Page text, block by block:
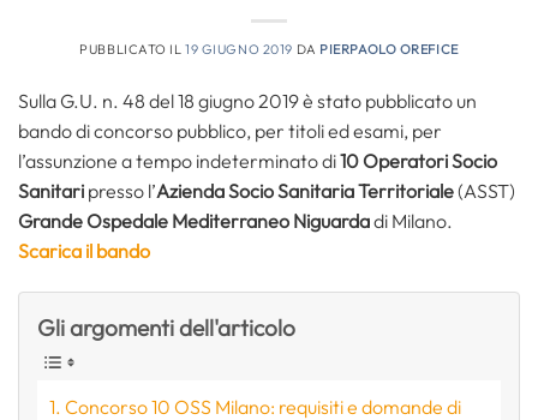
PUBBLICATO IL19 GIUGNO 2019 DA PIERPAOLO OREFICE
Sulla G.U. n. 48 del 18 giugno 2019 è stato pubblicato un
bando di concorso pubblico, per titoli ed esami, per
l’assunzione a tempo indeterminato di10 Operatori Socio
Sanitari presso l’Azienda Socio Sanitaria Territoriale(ASST)
Grande Ospedale Mediterraneo Niguardadi Milano.
Scarica il bando
Gli argomenti dell'articolo
Concorso 10 OSS Milano: requisiti e domande di